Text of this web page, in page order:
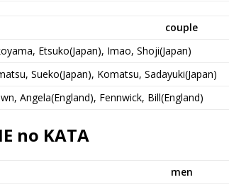
couple
Etsuko(Japan), Imao, Shoji(Japan)
Sueko(Japan), Komatsu, Sadayuki(Japan)
Angela(England), Fennwick, Bill(England)
no KATA
men